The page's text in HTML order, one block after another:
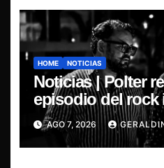
HOME NOTICIAS
Noticias | Polter
episodio del rock
chileno con el
“Esencial
AGO 7, 2026